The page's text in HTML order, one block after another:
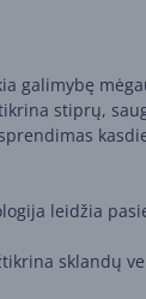
galimybę
stiprų,
leidžia
sklandų